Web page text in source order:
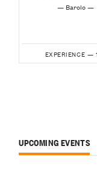
— Barolo —
EXPERIENCE —
UPCOMING EVENTS